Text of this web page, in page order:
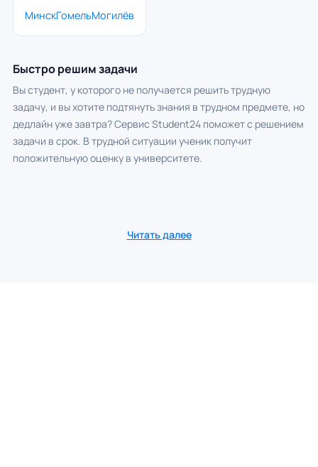
МинскГомельМогилёв
Быстро решим задачи
Вы студент, у которого не получается решить трудную
задачу, и вы хотите подтянуть знания в трудном предмете, но
дедлайн уже завтра? Сервис Student24 поможет с решением
задачи в срок. В трудной ситуации ученик получит
положительную оценку в университете.
Читать далее